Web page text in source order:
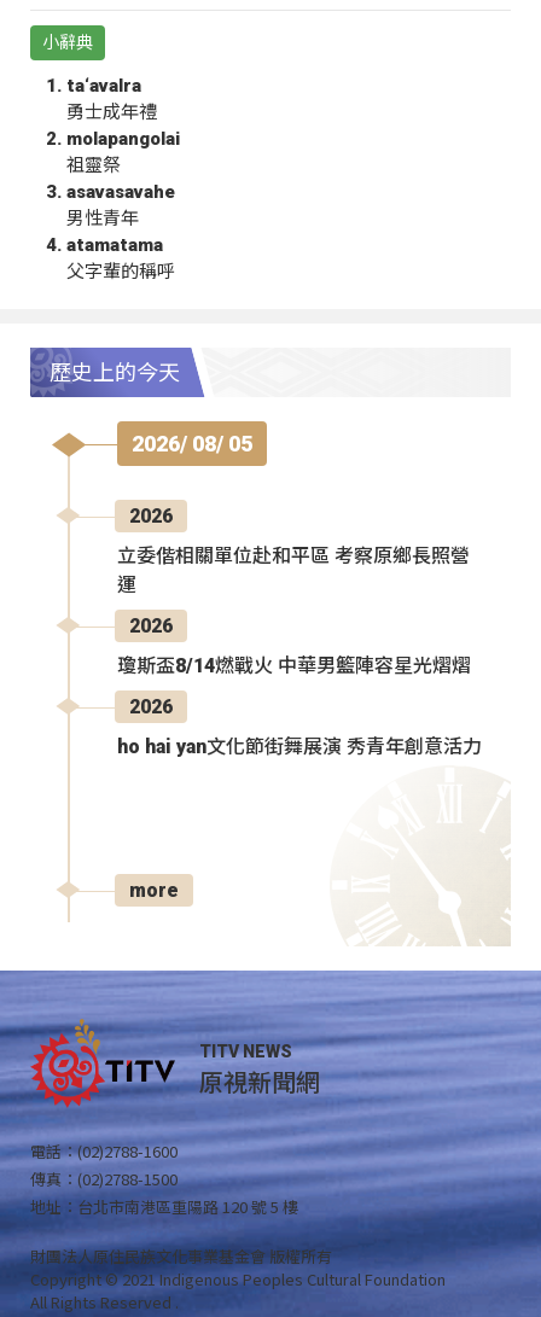
小辭典
ta‘avalra
勇士成年禮
molapangolai
祖靈祭
asavasavahe
男性青年
atamatama
父字輩的稱呼
歷史上的今天
2026/ 08/ 05
2026
立委偕相關單位赴和平區 考察原鄉長照營
運
2026
瓊斯盃8/14燃戰火 中華男籃陣容星光熠熠
2026
ho hai yan文化節街舞展演 秀青年創意活力
more
TITV NEWS
原視新聞網
電話：(02)2788-1600
傳真：(02)2788-1500
地址：台北市南港區重陽路 120 號 5 樓
財團法人原住民族文化事業基金會 版權所有
Copyright © 2021 Indigenous Peoples Cultural Foundation
All Rights Reserved .